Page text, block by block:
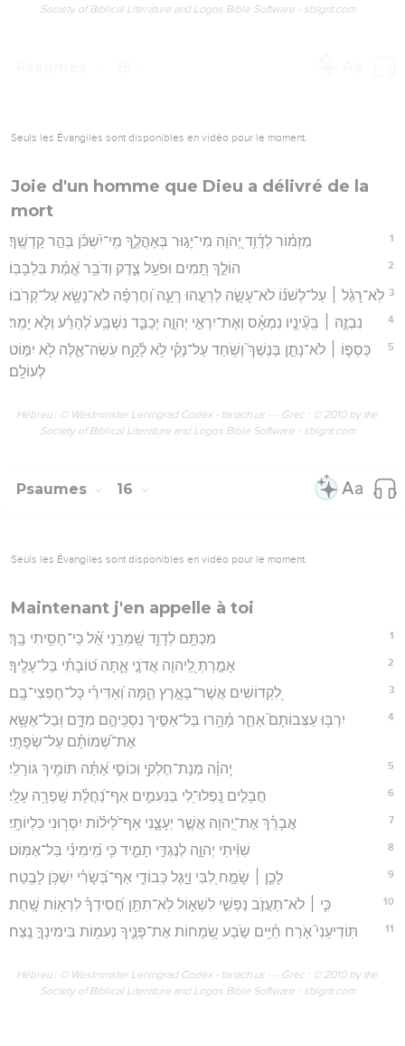
Society of Biblical Literature and Logos Bible Software - sblgnt.com
Seuls les Évangiles sont disponibles en vidéo pour le moment.
Joie d'un homme que Dieu a délivré de la
mort
1 מִזְמ֗וֹר לְדָ֫וִ֥ד יְ֭הֹוָה מִי־יָג֣וּר בְּאָהֳלֶ֑ךָ מִֽי־יִ֝שְׁכֹּ֗ן בְּהַ֣ר קָדְשֶֽׁךָ׃
2 הוֹלֵ֣ךְ תָּ֭מִים וּפֹעֵ֥ל צֶ֑דֶק וְדֹבֵ֥ר אֱ֝מֶ֗ת בִּלְבָבֽוֹ׃
3 לֹֽא־רָגַ֨ל ׀ עַל־לְשֹׁנ֗וֹ לֹא־עָשָׂ֣ה לְרֵעֵ֣הוּ רָעָ֑ה וְ֝חֶרְפָּ֗ה לֹא־נָשָׂ֥א עַל־קְרֹֽבוֹ׃
4 נִבְזֶ֤ה ׀ בְּֽעֵ֘ינָ֤יו נִמְאָ֗ס וְאֶת־יִרְאֵ֣י יְהוָ֣ה יְכַבֵּ֑ד נִשְׁבַּ֥ע לְ֝הָרַ֗ע וְלֹ֣א יָמִֽר׃
5
כַּסְפּ֤וֹ ׀ לֹא־נָתַ֣ן בְּנֶשֶׁךְ֮ וְשֹׁ֥חַד עַל־נָקִ֗י לֹ֥א לָ֫קָ֥ח עֹֽשֵׂה־אֵ֑לֶּה לֹ֖א יִמּ֣וֹט
לְעוֹלָֽם׃
Hébreu : © Westminster Leningrad Codex - tanach.us --- Grec : © 2010 by the
Society of Biblical Literature and Logos Bible Software - sblgnt.com
Psaumes 16
Seuls les Évangiles sont disponibles en vidéo pour le moment.
Maintenant j'en appelle à toi
1 מִכְתָּ֥ם לְדָוִ֑ד שָֽׁמְרֵ֥נִי אֵ֝֗ל כִּֽי־חָסִ֥יתִי בָֽךְ׃
2 אָמַ֣רְתְּ לַֽ֭יהוָה אֲדֹנָ֣י אָ֑תָּה ט֝וֹבָתִ֗י בַּל־עָלֶֽיךָ׃
3 לִ֭קְדוֹשִׁים אֲשֶׁר־בָּאָ֣רֶץ הֵ֑מָּה וְ֝אַדִּירֵ֗י כָּל־חֶפְצִי־בָֽם׃
4
יִרְבּ֥וּ עַצְּבוֹתָם֮ אַחֵ֪ר מָ֫הָ֥רוּ בַּל־אַסִּ֣יךְ נִסְכֵּיהֶ֣ם מִדָּ֑ם וּֽבַל־אֶשָּׂ֥א
אֶת־שְׁ֝מוֹתָ֗ם עַל־שְׂפָתָֽי׃
5 יְֽהוָ֗ה מְנָת־חֶלְקִ֥י וְכוֹסִ֑י אַ֝תָּ֗ה תּוֹמִ֥יךְ גּוֹרָלִֽי׃
6 חֲבָלִ֣ים נָֽפְלוּ־לִ֭י בַּנְּעִמִ֑ים אַף־נַ֝חֲלָ֗ת שָֽׁפְרָ֥ה עָלָֽי׃
7 אֲבָרֵ֗ךְ אֶת־יְ֭הוָה אֲשֶׁ֣ר יְעָצָ֑נִי אַף־לֵ֝יל֗וֹת יִסְּר֥וּנִי כִלְיוֹתָֽי׃
8 שִׁוִּ֬יתִי יְהוָ֣ה לְנֶגְדִּ֣י תָמִ֑יד כִּ֥י מִֽ֝ימִינִ֗י בַּל־אֶמּֽוֹט׃
9 לָכֵ֤ן ׀ שָׂמַ֣ח לִ֭בִּי וַיָּ֣גֶל כְּבוֹדִ֑י אַף־בְּ֝שָׂרִ֗י יִשְׁכֹּ֥ן לָבֶֽטַח׃
10 כִּ֤י ׀ לֹא־תַעֲזֹ֣ב נַפְשִׁ֣י לִשְׁא֑וֹל לֹֽא־תִתֵּ֥ן חֲ֝סִידְךָ֗ לִרְא֥וֹת שָֽׁחַת׃
11 תּֽוֹדִיעֵנִי֮ אֹ֤רַח חַ֫יִּ֥ים שֹׂ֣בַע שְׂ֭מָחוֹת אֶת־פָּנֶ֑יךָ נְעִמ֖וֹת בִּימִינְךָ֣ נֶֽצַח׃
Hébreu : © Westminster Leningrad Codex - tanach.us --- Grec : © 2010 by the
Society of Biblical Literature and Logos Bible Software - sblgnt.com